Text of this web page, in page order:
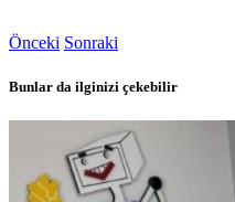
Önceki Sonraki
Bunlar da ilginizi çekebilir